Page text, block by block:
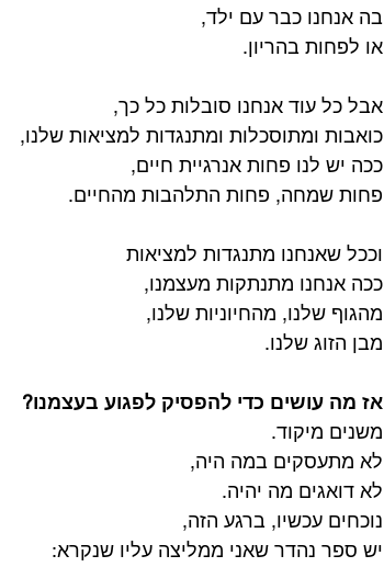
בה אנחנו כבר עם ילד,
או לפחות בהריון.
אבל כל עוד אנחנו סובלות כל כך,
כואבות ומתוסכלות ומתנגדות למציאות שלנו,
ככה יש לנו פחות אנרגיית חיים,
פחות שמחה, פחות התלהבות מהחיים.
וככל שאנחנו מתנגדות למציאות
ככה אנחנו מתנתקות מעצמנו,
מהגוף שלנו, מהחיוניות שלנו,
מבן הזוג שלנו.
אז מה עושים כדי להפסיק לפגוע בעצמנו?
משנים מיקוד.
לא מתעסקים במה היה,
לא דואגים מה יהיה.
נוכחים עכשיו, ברגע הזה,
יש ספר נהדר שאני ממליצה עליו שנקרא: